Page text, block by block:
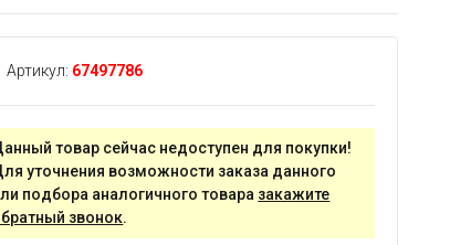
Артикул: 67497786
товар сейчас недоступен для покупки!
уточнения возможности заказа данного
подбора аналогичного товара закажите
звонок.